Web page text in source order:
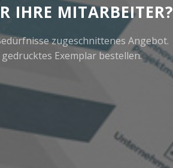
IHRE MITARBEITER?
zugeschnittenes Angebot.
Exemplar bestellen.